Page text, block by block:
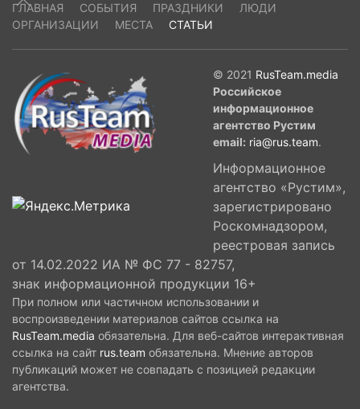
ГЛАВНАЯ СОБЫТИЯ ПРАЗДНИКИ
ЛЮДИ
ОРГАНИЗАЦИИ
МЕСТА СТАТЬИ
© 2021 RusTeam.media
Российское
информационное
агентство Рустим
email: ria@rus.team.
Информационное
агентство «Рустим»,
зарегистрировано
Роскомнадзором,
реестровая запись
от 14.02.2022 ИА № ФС 77 - 82757,
знак информационной продукции 16+
При полном или частичном использовании и
воспроизведении материалов сайтов ссылка на
RusTeam.media обязательна. Для веб-сайтов интерактивная
ссылка на сайт rus.team обязательна. Мнение авторов
публикаций может не совпадать с позицией редакции
агентства.